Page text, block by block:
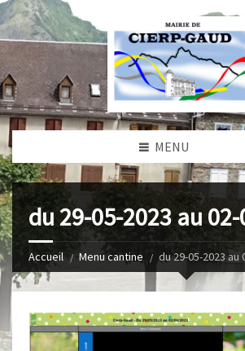
MENU
du 29-05-2023 au
Accueil Menu cantine du 29-05-2023 au